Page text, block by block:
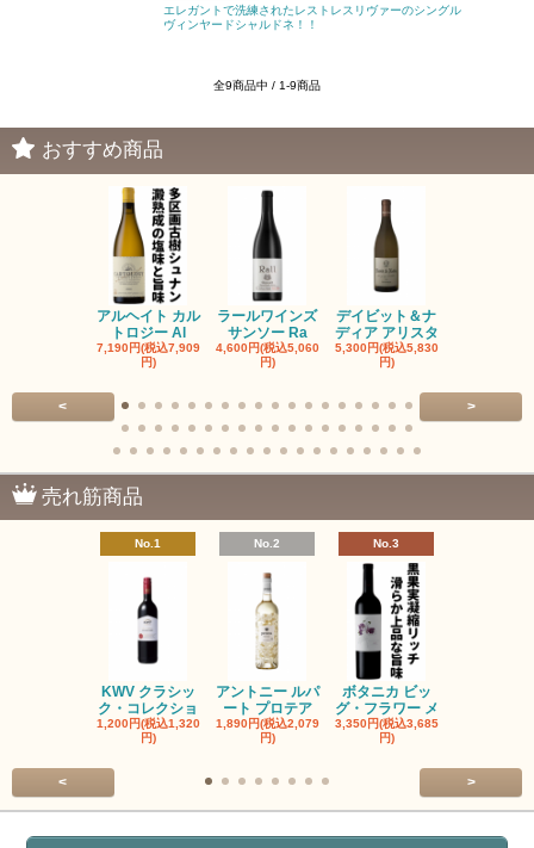
エレガントで洗練されたレストレスリヴァーのシングル
ヴィンヤードシャルドネ！！
全9商品中 / 1-9商品
おすすめ商品
アルヘイト カル
トロジー Al
7,190円(税込7,909
円)
ラールワインズ
サンソー Ra
4,600円(税込5,060
円)
デイビット＆ナ
ディア アリスタ
5,300円(税込5,830
円)
< >
売れ筋商品
No.1
KWV クラシッ
ク・コレクショ
1,200円(税込1,320
円)
No.2
アントニー ルパ
ート プロテア
1,890円(税込2,079
円)
No.3
ボタニカ ビッ
グ・フラワー メ
3,350円(税込3,685
円)
< >